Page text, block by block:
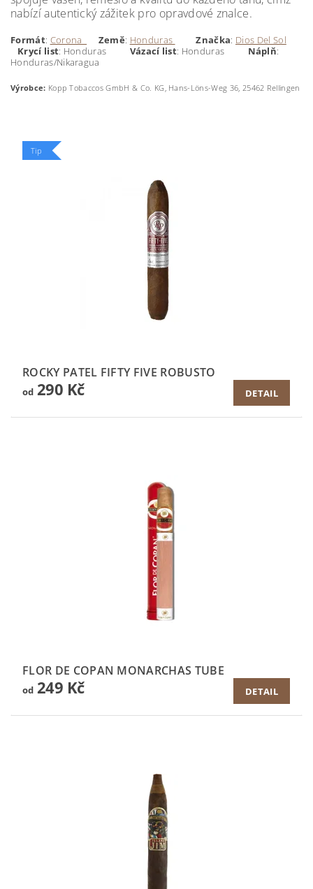
nabízí autentický zážitek pro opravdové znalce.
Formát: Corona Země: Honduras Značka: Dios Del Sol
Krycí list: Honduras Vázací list: Honduras Náplň:
Honduras/Nikaragua
Výrobce: Kopp Tobaccos GmbH & Co. KG, Hans-Löns-Weg 36, 25462 Rellingen
Tip
ROCKY PATEL FIFTY FIVE ROBUSTO
od290 Kč DETAIL
FLOR DE COPAN MONARCHAS TUBE
od249 Kč DETAIL